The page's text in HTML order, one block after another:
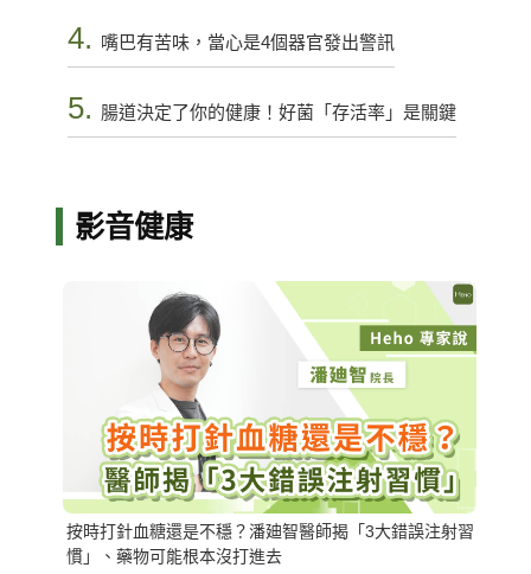
4. 嘴巴有苦味，當心是4個器官發出警訊
5. 腸道決定了你的健康！好菌「存活率」是關鍵
影音健康
按時打針血糖還是不穩？潘廸智醫師揭「3大錯誤注射習
慣」、藥物可能根本沒打進去